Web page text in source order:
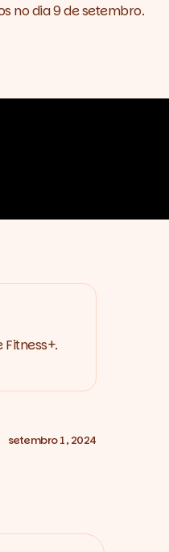
no dia 9 de setembro.
setembro 1, 2024